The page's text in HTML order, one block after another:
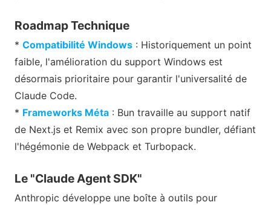
Roadmap Technique
* Compatibilité Windows : Historiquement un point
faible, l'amélioration du support Windows est
désormais prioritaire pour garantir l'universalité de
Claude Code.
* Frameworks Méta : Bun travaille au support natif
de Next.js et Remix avec son propre bundler, défiant
l'hégémonie de Webpack et Turbopack.
Le "Claude Agent SDK"
Anthropic développe une boîte à outils pour